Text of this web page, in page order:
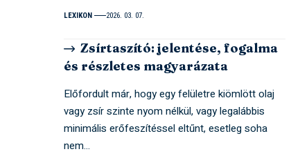
LEXIKON 2026. 03. 07.
Zsírtaszító: jelentése, fogalma
és részletes magyarázata
Előfordult már, hogy egy felületre kiömlött olaj
vagy zsír szinte nyom nélkül, vagy legalábbis
minimális erőfeszítéssel eltűnt, esetleg soha
nem…